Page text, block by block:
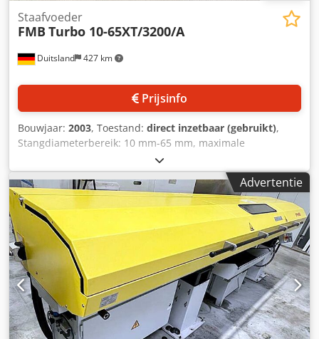
Duitsland 427 km
Staafvoeder
FMB Turbo 10-65XT/3200/A
Prijsinfo
Bouwjaar: 2003, Toestand: direct inzetbaar (gebruikt),
Stangdiameterbereik: 10 mm-65 mm, maximale
stanglengte: 3200 mm, aanvoerkracht: 550 N,
machinegewicht: ca. 2.800 kg, bedrijfsuren: ca. 60.000 u.
Documentatie aanwezig. Bezichtiging ter plaatse is
mogelijk. Chsdpfxsy Ax Tus Ab Usa
Advertentie